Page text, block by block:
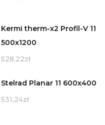
Kermi therm-x2 Profil-V 11
500x1200
528,22zł
Stelrad Planar 11 600x400
531,24zł